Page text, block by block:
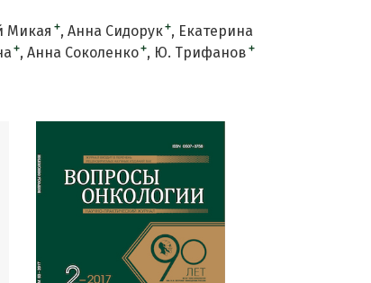
Микая + Анна Сидорук+
Екатерина
+ Анна Соколенко+ Ю. Трифанов +